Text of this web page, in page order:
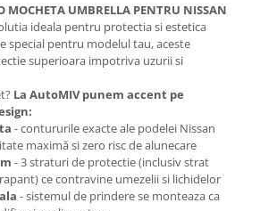
MOCHETA UMBRELLA PENTRU NISSAN
ideala pentru protectia si estetica
special pentru modelul tau, aceste
superioara impotriva uzurii si
La AutoMIV punem accent pe
- contururile exacte ale podelei Nissan
maximă si zero risc de alunecare
- 3 straturi de protectie (inclusiv strat
ce contravine umezelii si lichidelor
- sistemul de prindere se monteaza ca